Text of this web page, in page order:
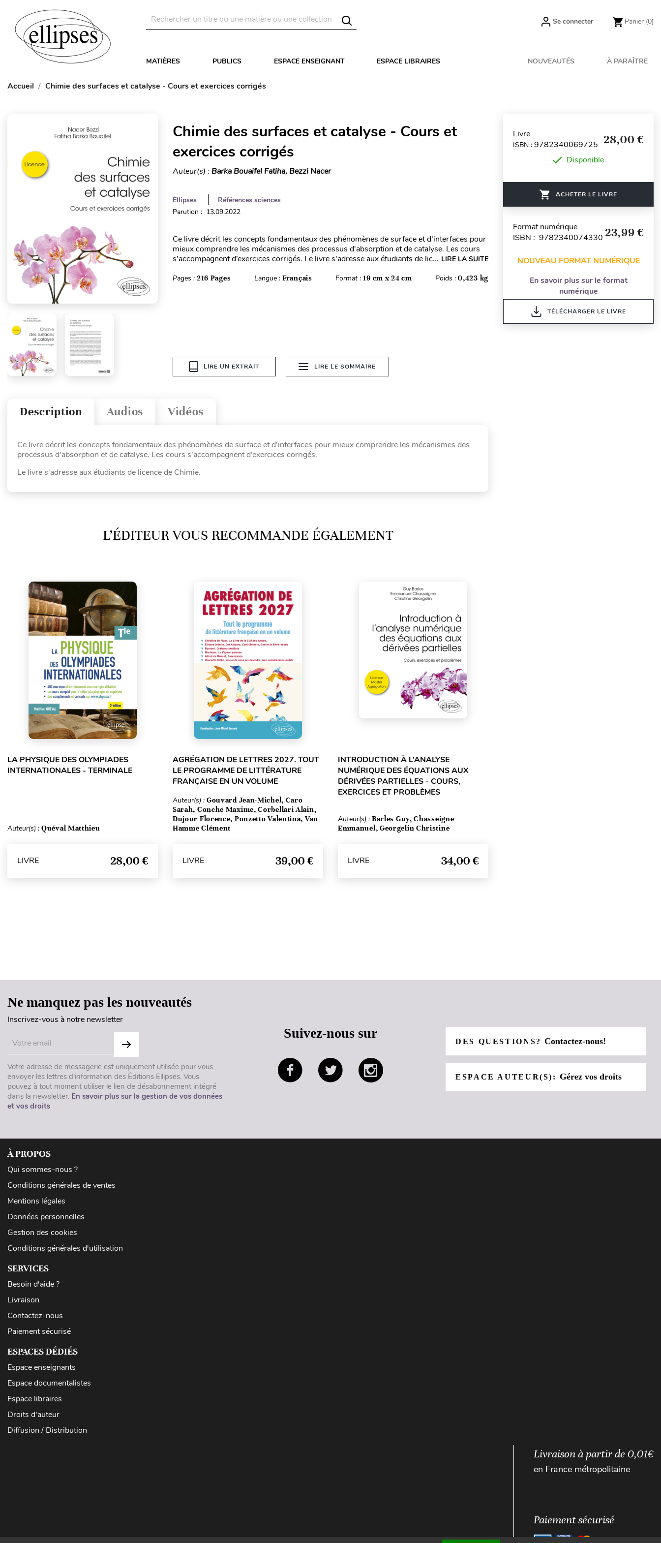
Se connecter Panier (0)
MATIÈRES PUBLICS ESPACE ENSEIGNANT ESPACE LIBRAIRES NOUVEAUTÉS À PARAÎTRE
Accueil Chimie des surfaces et catalyse - Cours et exercices corrigés
Chimie des surfaces et catalyse - Cours et
exercices corrigés
Auteur(s) : Barka Bouaifel Fatiha, Bezzi Nacer
Ellipses
Références sciences
Parution : 13.09.2022
Ce livre décrit les concepts fondamentaux des phénomènes de surface et d’interfaces pour
mieux comprendre les mécanismes des processus d’absorption et de catalyse. Les cours
s’accompagnent d’exercices corrigés. Le livre s'adresse aux étudiants de lic... LIRE LA SUITE
Pages : 216 Pages Langue :Français Format :19 cm x 24 cm Poids :0,423 kg
LIRE UN EXTRAIT LIRE LE SOMMAIRE
Vidéos
Audios
Description
Ce livre décrit les concepts fondamentaux des phénomènes de surface et d’interfaces pour mieux comprendre les mécanismes des
processus d’absorption et de catalyse. Les cours s’accompagnent d’exercices corrigés.
Le livre s'adresse aux étudiants de licence de Chimie.
L’ÉDITEUR VOUS RECOMMANDE ÉGALEMENT
LA PHYSIQUE DES OLYMPIADES
INTERNATIONALES - TERMINALE
Auteur(s) : Quéval Matthieu
LIVRE 28,00 €
AGRÉGATION DE LETTRES 2027. TOUT
LE PROGRAMME DE LITTÉRATURE
FRANÇAISE EN UN VOLUME
Auteur(s) : Gouvard Jean-Michel, Caro
Sarah, Conche Maxime, Corbellari Alain,
Dujour Florence, Ponzetto Valentina, Van
Hamme Clément
LIVRE 39,00 €
INTRODUCTION À L’ANALYSE
NUMÉRIQUE DES ÉQUATIONS AUX
DÉRIVÉES PARTIELLES - COURS,
EXERCICES ET PROBLÈMES
Auteur(s) : Barles Guy, Chasseigne
Emmanuel, Georgelin Christine
LIVRE 34,00 €
Livre
ISBN : 9782340069725 28,00 €
Disponible
ACHETER LE LIVRE
Format numérique
ISBN : 9782340074330 23,99 €
NOUVEAU FORMAT NUMÉRIQUE
En savoir plus sur le format
numérique
TÉLÉCHARGER LE LIVRE
Ne manquez pas les nouveautés
Inscrivez-vous à notre newsletter
Votre adresse de messagerie est uniquement utilisée pour vous
envoyer les lettres d'information des Éditions Ellipses. Vous
pouvez à tout moment utiliser le lien de désabonnement intégré
dans la newsletter. En savoir plus sur la gestion de vos données
et vos droits
Suivez-nous sur
DES QUESTIONS?Contactez-nous!
ESPACE AUTEUR(S): Gérez vos droits
À PROPOS
Qui sommes-nous ?
Conditions générales de ventes
Mentions légales
Données personnelles
Gestion des cookies
Conditions générales d'utilisation
SERVICES
Besoin d'aide ?
Livraison
Contactez-nous
Paiement sécurisé
ESPACES DÉDIÉS
Espace enseignants
Espace documentalistes
Espace libraires
Droits d'auteur
Diffusion / Distribution
Livraison à partir de 0,01€
en France métropolitaine
Paiement sécurisé